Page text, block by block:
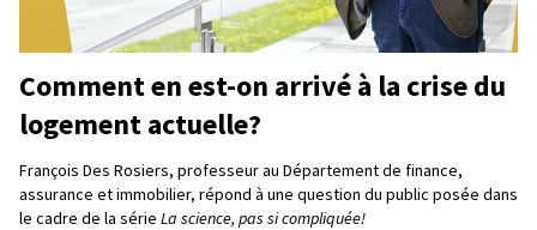
Comment en est-on arrivé à la crise du
logement actuelle?
François Des Rosiers, professeur au Département de finance,
assurance et immobilier, répond à une question du public posée dans
le cadre de la série La science, pas si compliquée!